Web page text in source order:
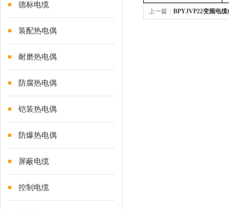
德标电缆
装配热电偶
耐磨热电偶
防腐热电偶
铠装热电偶
防爆热电偶
屏蔽电缆
控制电缆
上一篇： BPYJVP22变频电